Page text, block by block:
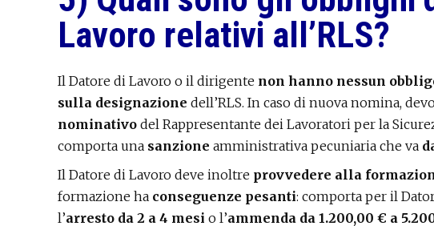
Lavoro relativi all’RLS?
Il Datore di Lavoro o il dirigente non hanno nessun
sulla designazione dell’RLS. In caso di nuova nomina,
nominativo del Rappresentante dei Lavoratori per la
comporta una sanzione amministrativa pecuniaria che va
Il Datore di Lavoro deve inoltre provvedere alla
formazione ha conseguenze pesanti: comporta per il
l’arresto da 2 a 4 mesi o l’ammenda da 1.200,00 € a